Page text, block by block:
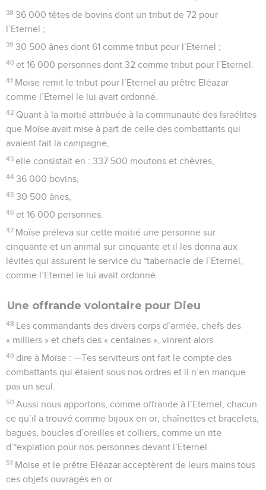
38 36 000 têtes de bovins dont un tribut de 72 pour
l’Eternel ;
39 30 500 ânes dont 61 comme tribut pour l’Eternel ;
40 et 16 000 personnes dont 32 comme tribut pour l’Eternel.
41 Moïse remit le tribut pour l’Eternel au prêtre Eléazar
comme l’Eternel le lui avait ordonné.
42 Quant à la moitié attribuée à la communauté des Israélites
que Moïse avait mise à part de celle des combattants qui
avaient fait la campagne,
43 elle consistait en : 337 500 moutons et chèvres,
44 36 000 bovins,
45 30 500 ânes,
46 et 16 000 personnes.
47 Moïse préleva sur cette moitié une personne sur
cinquante et un animal sur cinquante et il les donna aux
lévites qui assurent le service du *tabernacle de l’Eternel,
comme l’Eternel le lui avait ordonné.
Une offrande volontaire pour Dieu
48 Les commandants des divers corps d’armée, chefs des
« milliers » et chefs des « centaines », vinrent alors
49 dire à Moïse : —Tes serviteurs ont fait le compte des
combattants qui étaient sous nos ordres et il n’en manque
pas un seul.
50 Aussi nous apportons, comme offrande à l’Eternel, chacun
ce qu’il a trouvé comme bijoux en or, chaînettes et bracelets,
bagues, boucles d’oreilles et colliers, comme un rite
d’*expiation pour nos personnes devant l’Eternel.
51 Moïse et le prêtre Eléazar acceptèrent de leurs mains tous
ces objets ouvragés en or.